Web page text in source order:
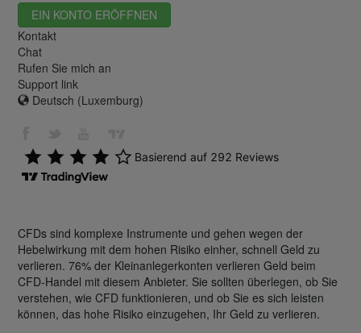
EIN KONTO ERÖFFNEN
Kontakt
Chat
Rufen Sie mich an
Support link
Deutsch (Luxemburg)
CFDs sind komplexe Instrumente und gehen wegen der
Hebelwirkung mit dem hohen Risiko einher, schnell Geld zu
verlieren. 76% der Kleinanlegerkonten verlieren Geld beim
CFD-Handel mit diesem Anbieter. Sie sollten überlegen, ob Sie
verstehen, wie CFD funktionieren, und ob Sie es sich leisten
können, das hohe Risiko einzugehen, Ihr Geld zu verlieren.